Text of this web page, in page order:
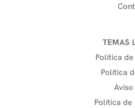
TEMAS
Política
Política
Política de